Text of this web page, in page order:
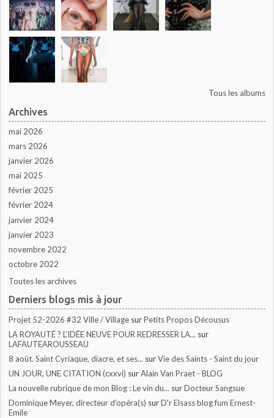
Tous les albums
Archives
mai 2026
mars 2026
janvier 2026
mai 2025
février 2025
février 2024
janvier 2024
janvier 2023
novembre 2022
octobre 2022
Toutes les archives
Derniers blogs mis à jour
Projet 52-2026 #32 Ville / Village surPetits Propos Décousus
LA ROYAUTÉ ? L'IDÉE NEUVE POUR REDRESSER LA... sur
LAFAUTEAROUSSEAU
8 août. Saint Cyriaque, diacre, et ses... surVie des Saints - Saint du jour
UN JOUR, UNE CITATION (cxxvi) surAlain Van Praet - BLOG
La nouvelle rubrique de mon Blog : Le vin du... surDocteur Sangsue
Dominique Meyer, directeur d'opéra(s) surD'r Elsass blog fum Ernest-
Emile